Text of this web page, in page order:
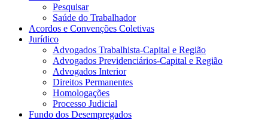
Pesquisar
Saúde do Trabalhador
Acordos e Convenções Coletivas
Jurídico
Advogados Trabalhista-Capital e Região
Advogados Previdenciários-Capital e Região
Advogados Interior
Direitos Permanentes
Homologações
Processo Judicial
Fundo dos Desempregados